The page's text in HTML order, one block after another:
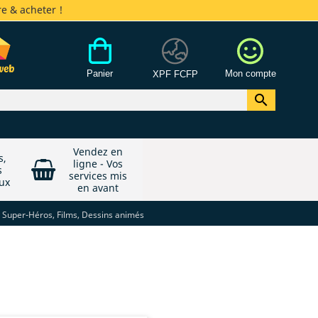
& acheter !
Panier XPF FCFP Mon compte

Vendez en
ligne - Vos
services mis
en avant
Super-Héros, Films, Dessins animés